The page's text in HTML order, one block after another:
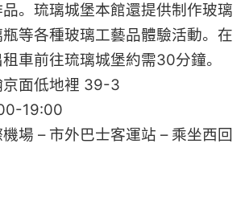
。琉璃城堡本館還提供制作玻璃
等各種玻璃工藝品體驗活動。在
車前往琉璃城堡約需30分鐘。
京面低地裡 39-3
19:00
場 – 市外巴士客運站 – 乘坐西回